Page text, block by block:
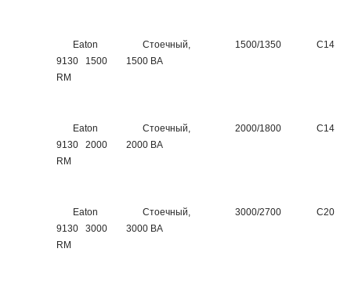
Eaton
9130 1500
RM
Стоечный,
1500 ВА
1500/1350 C14
Eaton
9130 2000
RM
Стоечный,
2000 ВА
2000/1800 C14
Eaton
9130 3000
RM
Стоечный,
3000 ВА
3000/2700 C20